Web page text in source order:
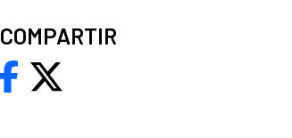
COMPARTIR